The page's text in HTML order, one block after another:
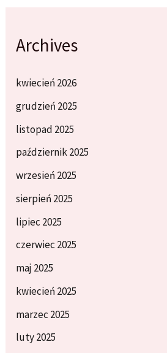
Archives
kwiecień 2026
grudzień 2025
listopad 2025
październik 2025
wrzesień 2025
sierpień 2025
lipiec 2025
czerwiec 2025
maj 2025
kwiecień 2025
marzec 2025
luty 2025